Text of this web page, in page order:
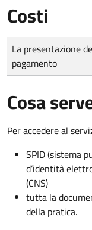
Costi
Tipo di pagamento
Importo
La presentazione
pagamento
Cosa
Per accedere al
SPID (sistema
d’identità
(CNS)
tutta la
della pratica.